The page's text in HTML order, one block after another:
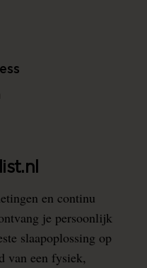
en continu
je persoonlijk
slaapoplossing op
van een fysiek,